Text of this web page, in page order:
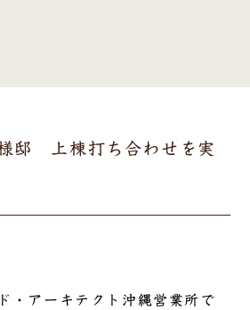
邸 上棟打ち合わせを実
・アーキテクト沖縄営業所で